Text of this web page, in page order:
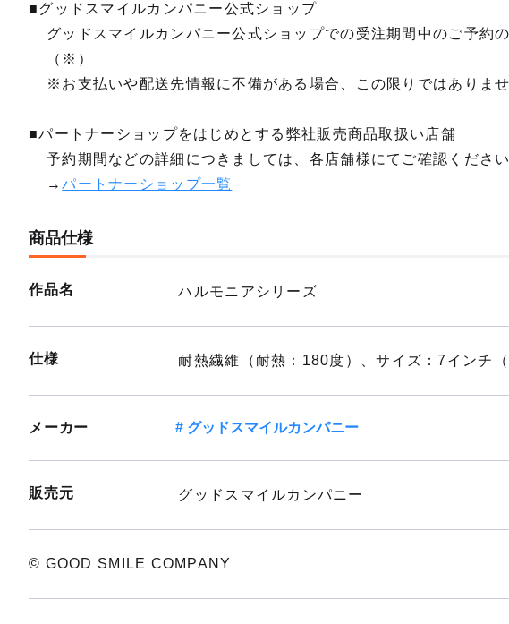
予約期間：2024
2025年06月発売・
■グッドスマイルカンパニー公式ショップ
グッドスマイルカンパニー公式ショップでの受注期間中のご予約
（※）
※お支払いや配送先情報に不備がある場合、この限りではありませ
■パートナーショップをはじめとする弊社販売商品取扱い店舗
予約期間などの詳細につきましては、各店舗様にてご確認ください
→パートナーショップ一覧
商品仕様
作品名 ハルモニアシリーズ
仕様 耐熱繊維（耐熱：180度）、サイズ：7インチ
メーカー グッドスマイルカンパニー
販売元 グッドスマイルカンパニー
© GOOD SMILE COMPANY